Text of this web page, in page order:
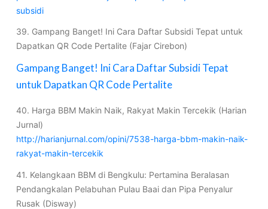
subsidi
39. Gampang Banget! Ini Cara Daftar Subsidi Tepat untuk
Dapatkan QR Code Pertalite (Fajar Cirebon)
Gampang Banget! Ini Cara Daftar Subsidi Tepat
untuk Dapatkan QR Code Pertalite
40. Harga BBM Makin Naik, Rakyat Makin Tercekik (Harian
Jurnal)
http://harianjurnal.com/opini/7538-harga-bbm-makin-naik-
rakyat-makin-tercekik
41. Kelangkaan BBM di Bengkulu: Pertamina Beralasan
Pendangkalan Pelabuhan Pulau Baai dan Pipa Penyalur
Rusak (Disway)